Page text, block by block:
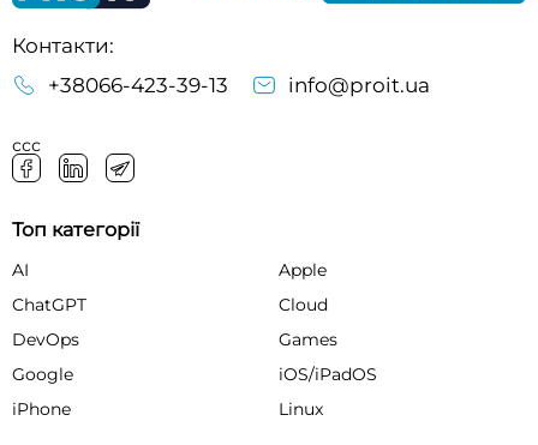
Контакти:
+38066-423-39-13
info@proit.ua
ссс
Топ категорії
AI
Apple
ChatGPT
Cloud
DevOps
Games
Google
iOS/iPadOS
iPhone
Linux